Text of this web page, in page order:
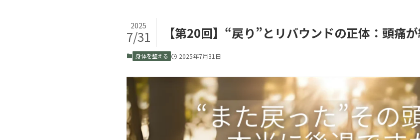
【第20回】“戻り”とリバウンドの正体：頭痛
2025
7/31
身体を整える 2025年7月31日